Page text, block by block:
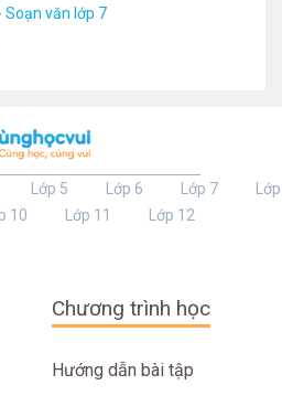
văn lớp 7
Lớp 5 Lớp 6 Lớp 7
Lớp
10 Lớp 11 Lớp 12
Chương trình học
Hướng dẫn bài tập